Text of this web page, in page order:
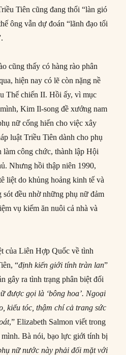
Tiên cũng đang thổi “làn gió
ông vẫn dự đoán “lãnh đạo tối
cũng thấy có hàng rào phân
hiện nay có lẽ còn nặng nề
Thế chiến II. Hồi ấy, vì mục
Kim Il-song đề xướng nam
nữ cống hiến cho việc xây
luật Triều Tiên dành cho phụ
làm công chức, thành lập Hội
Nhưng hồi thập niên 1990,
liệt do khủng hoảng kinh tế và
sót đều nhờ những phụ nữ đảm
vụ kiếm ăn nuôi cả nhà và
của Liên Hợp Quốc về tình
“định kiếngiới tính tràn lan”
gây ra tình trạng phân biệt đối
được gọi là ‘bông hoa’. Ngoại
kiểu tóc, thậm chí cả trang sức
,” Elizabeth Salmon viết trong
Bà nói, bạo lực giới tính bị
nữ nước này phải đối mặt với